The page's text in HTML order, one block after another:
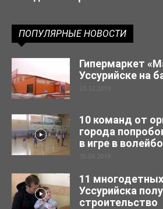
ПОПУЛЯРНЫЕ НОВОСТИ
Гипермаркет
Уссурийске на
23.12.2019
10 команд от
города
в игре в
30.04.2019
11
Уссурийска
строительство